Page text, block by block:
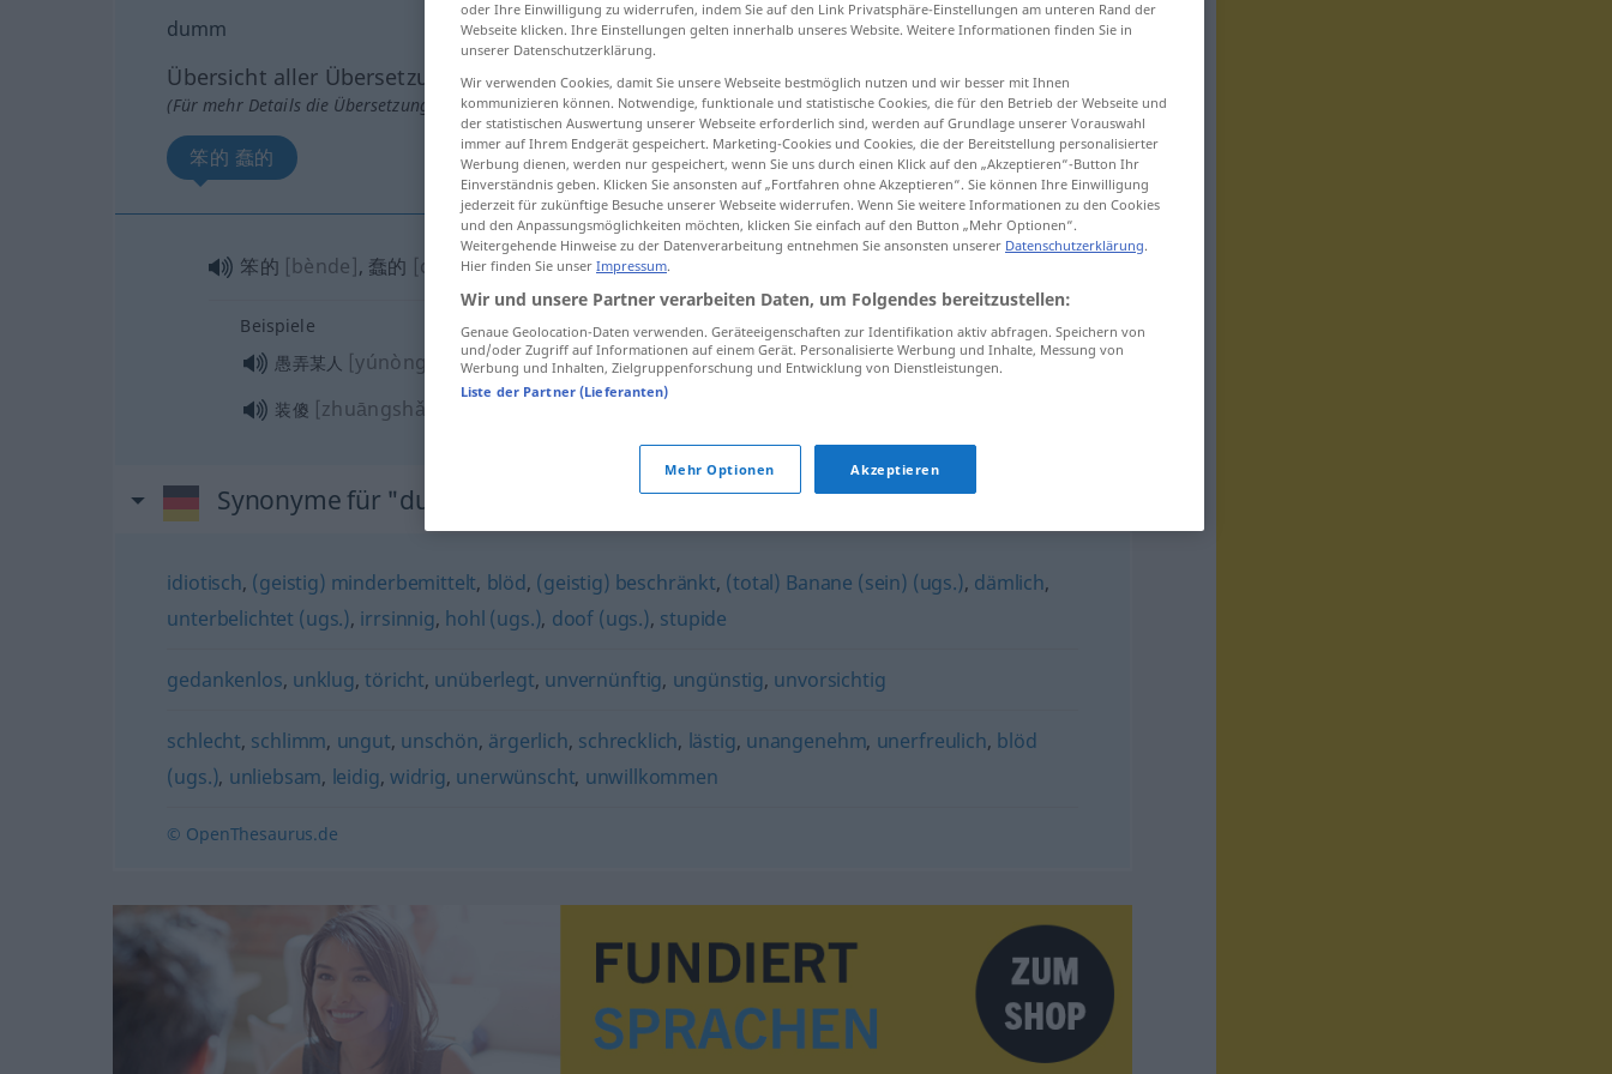
dumm
Übersicht aller Übersetzungen
(Für mehr Details die Übersetzung anklicken/antippen)
笨的 蠢的
笨的 [bènde], 蠢的 [chǔnde]
Beispiele
愚弄某人 [yúnòng mǒurén] jemanden für dummverkaufen UMG
装傻 [zhuāngshǎ]
Synonyme für "dumm"
idiotisch, (geistig) minderbemittelt, blöd, (geistig) beschränkt, (total) Banane (sein) (ugs.), dämlich,
unterbelichtet (ugs.), irrsinnig, hohl (ugs.), doof (ugs.), stupide
gedankenlos, unklug,töricht, unüberlegt, unvernünftig, ungünstig, unvorsichtig
schlecht, schlimm, ungut, unschön, ärgerlich, schrecklich, lästig, unangenehm, unerfreulich, blöd
(ugs.), unliebsam, leidig, widrig, unerwünscht, unwillkommen
© OpenThesaurus.de
oder Ihre Einwilligung zu widerrufen, indem Sie auf den Link Privatsphäre-Einstellungen am unteren Rand der
Webseite klicken. Ihre Einstellungen gelten innerhalb unseres Website. Weitere Informationen finden Sie in
unserer Datenschutzerklärung.
Wir verwenden Cookies, damit Sie unsere Webseite bestmöglich nutzen und wir besser mit Ihnen
kommunizieren können. Notwendige, funktionale und statistische Cookies, die für den Betrieb der Webseite und
der statistischen Auswertung unserer Webseite erforderlich sind, werden auf Grundlage unserer Vorauswahl
immer auf Ihrem Endgerät gespeichert. Marketing-Cookies und Cookies, die der Bereitstellung personalisierter
Werbung dienen, werden nur gespeichert, wenn Sie uns durch einen Klick auf den „Akzeptieren“-Button Ihr
Einverständnis geben. Klicken Sie ansonsten auf „Fortfahren ohne Akzeptieren“. Sie können Ihre Einwilligung
jederzeit für zukünftige Besuche unserer Webseite widerrufen. Wenn Sie weitere Informationen zu den Cookies
und den Anpassungsmöglichkeiten möchten, klicken Sie einfach auf den Button „Mehr Optionen“.
Weitergehende Hinweise zu der Datenverarbeitung entnehmen Sie ansonsten unserer Datenschutzerklärung.
Hier finden Sie unser Impressum.
Wir und unsere Partner verarbeiten Daten, um Folgendes bereitzustellen:
Genaue Geolocation-Daten verwenden. Geräteeigenschaften zur Identifikation aktiv abfragen. Speichern von
und/oder Zugriff auf Informationen auf einem Gerät. Personalisierte Werbung und Inhalte, Messung von
Werbung und Inhalten, Zielgruppenforschung und Entwicklung von Dienstleistungen.
Liste der Partner (Lieferanten)
Mehr Optionen Akzeptieren